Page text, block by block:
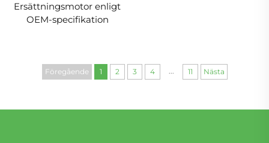
Ersättningsmotor enligt
OEM-specifikation
Föregående 1 2 3 4 11 Nästa